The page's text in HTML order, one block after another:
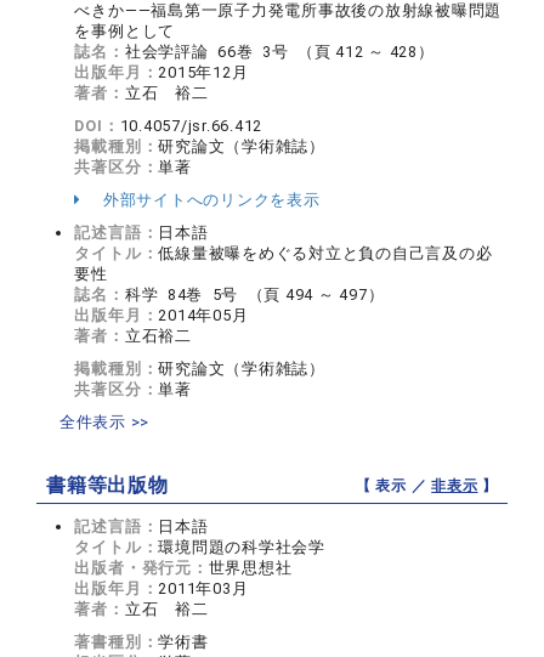
べきか――福島第一原子力発電所事故後の放射線被曝問題
を事例として
誌名： 社会学評論 66巻 3号 （頁 412 ～ 428）
出版年月：2015年12月
著者： 立石 裕二
DOI： 10.4057/jsr.66.412
掲載種別：研究論文（学術雑誌）
共著区分：単著
外部サイトへのリンクを表示
記述言語： 日本語
タイトル：低線量被曝をめぐる対立と負の自己言及の必
要性
誌名： 科学 84巻 5号 （頁 494 ～ 497）
出版年月：2014年05月
著者： 立石裕二
掲載種別：研究論文（学術雑誌）
共著区分：単著
全件表示 >>
書籍等出版物 【 表示 ／非表示 】
記述言語： 日本語
タイトル：環境問題の科学社会学
出版者・発行元： 世界思想社
出版年月：2011年03月
著者： 立石 裕二
著書種別：学術書